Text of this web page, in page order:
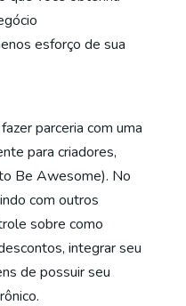
esforço de sua
parceria com uma
para criadores,
Be Awesome). No
com outros
sobre como
integrar seu
de possuir seu